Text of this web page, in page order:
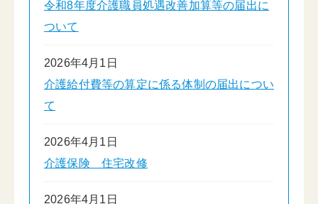
令和8年度介護職員処遇改善加算等の届出に
ついて
2026年4月1日
介護給付費等の算定に係る体制の届出につい
て
2026年4月1日
介護保険 住宅改修
2026年4月1日